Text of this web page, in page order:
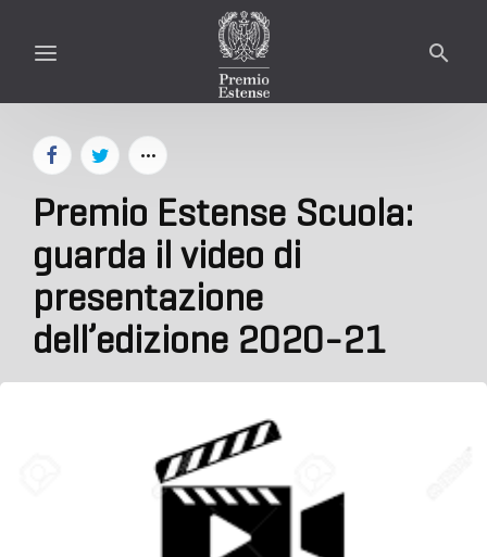
Premio Estense Scuola:
guarda il video di
presentazione
dell’edizione 2020-21